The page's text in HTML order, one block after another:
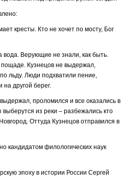
кресты. Кто не хочет по мосту, Бог
вода. Верующие не знали, как быть.
пощаде. Кузнецов не выдержал,
льду. Люди подхватили пение,
другой берег.
проломился и все оказались в
из реки – разбежались кто
Оттуда Кузнецов отправился в
кандидатом филологических наук
эпоху в истории России Сергей